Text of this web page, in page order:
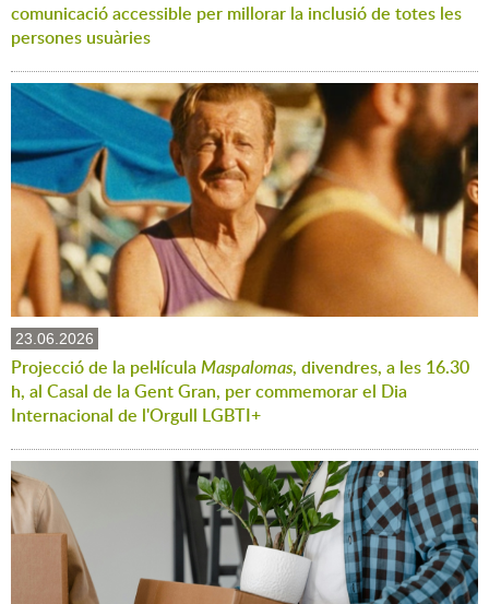
comunicació accessible per millorar la inclusió de totes les
persones usuàries
23.06.2026
Projecció de la pel·lícula Maspalomas, divendres, a les 16.30
h, al Casal de la Gent Gran, per commemorar el Dia
Internacional de l'Orgull LGBTI+